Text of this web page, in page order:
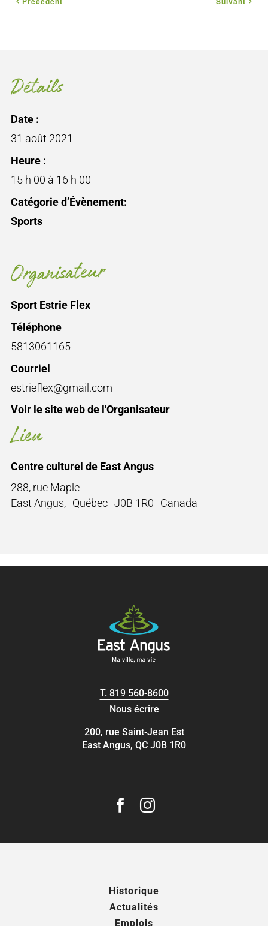
Détails
Date :
31 août 2021
Heure :
15 h 00 à 16 h 00
Catégorie d’Évènement:
Sports
Lieu
Centre culturel de East Angus
288, rue Maple
East Angus, Québec J0B 1R0 Canada
Organisateur
Sport Estrie Flex
Téléphone
5813061165
Courriel
estrieflex@gmail.com
Voir le site web de l'Organisateur
T. 819 560-8600
Nous écrire
200, rue Saint-Jean Est
East Angus, QC J0B 1R0
Historique
Actualités
Emplois